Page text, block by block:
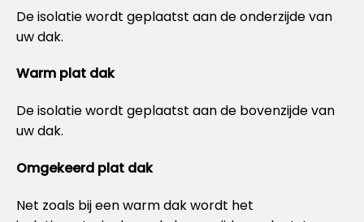
De isolatie wordt geplaatst aan de onderzijde van
uw dak.
Warm plat dak
De isolatie wordt geplaatst aan de bovenzijde van
uw dak.
Omgekeerd plat dak
Net zoals bij een warm dak wordt het